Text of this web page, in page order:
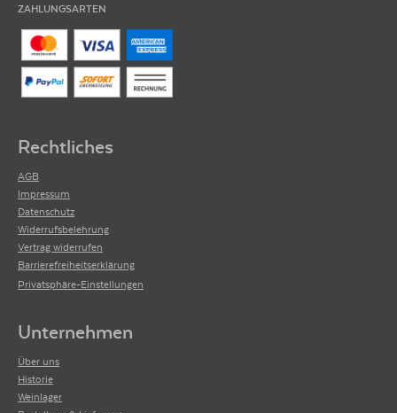
ZAHLUNGSARTEN
Rechtliches
AGB
Impressum
Datenschutz
Widerrufsbelehrung
Vertrag widerrufen
Barrierefreiheitserklärung
Privatsphäre-Einstellungen
Unternehmen
Über uns
Historie
Weinlager